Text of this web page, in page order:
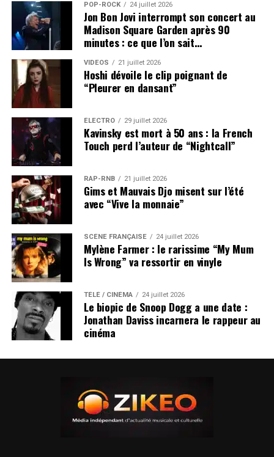
POP-ROCK 24 juillet 2026
Jon Bon Jovi interrompt son concert au
Madison Square Garden après 90
minutes : ce que l’on sait…
VIDEOS 21 juillet 2026
Hoshi dévoile le clip poignant de
“Pleurer en dansant”
ÉLECTRO 29 juillet 2026
Kavinsky est mort à 50 ans : la French
Touch perd l’auteur de “Nightcall”
RAP-RNB 21 juillet 2026
Gims et Mauvais Djo misent sur l’été
avec “Vive la monnaie”
SCÈNE FRANÇAISE 24 juillet 2026
Mylène Farmer : le rarissime “My Mum
Is Wrong” va ressortir en vinyle
TÉLÉ / CINÉMA 24 juillet 2026
Le biopic de Snoop Dogg a une date :
Jonathan Daviss incarnera le rappeur au
cinéma